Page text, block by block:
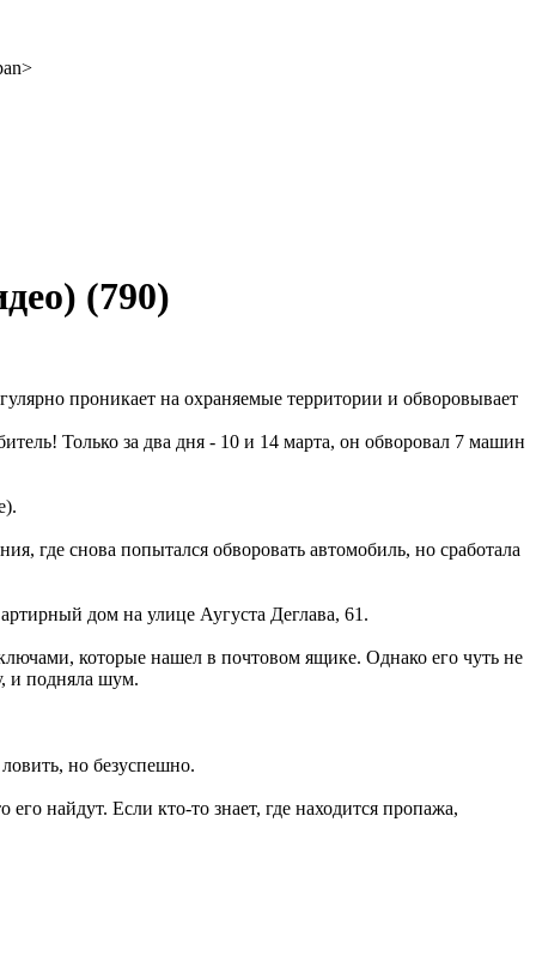
(790)
проникает на охраняемые территории и обворовывает
Только за два дня - 10 и 14 марта, он обворовал 7 машин
где снова попытался обворовать автомобиль, но сработала
дом на улице Аугуста Деглава, 61.
которые нашел в почтовом ящике. Однако его чуть не
и подняла шум.
но безуспешно.
найдут. Если кто-то знает, где находится пропажа,